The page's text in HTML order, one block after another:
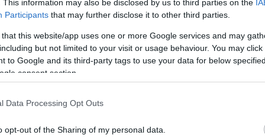
This information may also be disclosed by us to third parties on the
Participants that may further disclose it to other third parties.
that this website/app uses one or more Google services and may
but not limited to your visit or usage behaviour. You may
to Google and its third-party tags to use your data for below
consent section.
Data Processing Opt Outs
opt-out of the Sharing of my personal data.
az emberek nem ismernek
tartunk és kezeljük
el kell fogadnia a kisebbséget,
igyekszem a lehető
és boldogabb